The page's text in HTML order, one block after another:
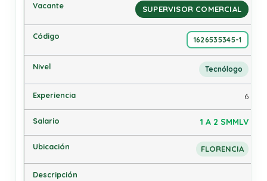
SUPERVISOR COMERCIAL
1626535345-1
Tecnólogo
6
1 A 2 SMMLV
FLORENCIA